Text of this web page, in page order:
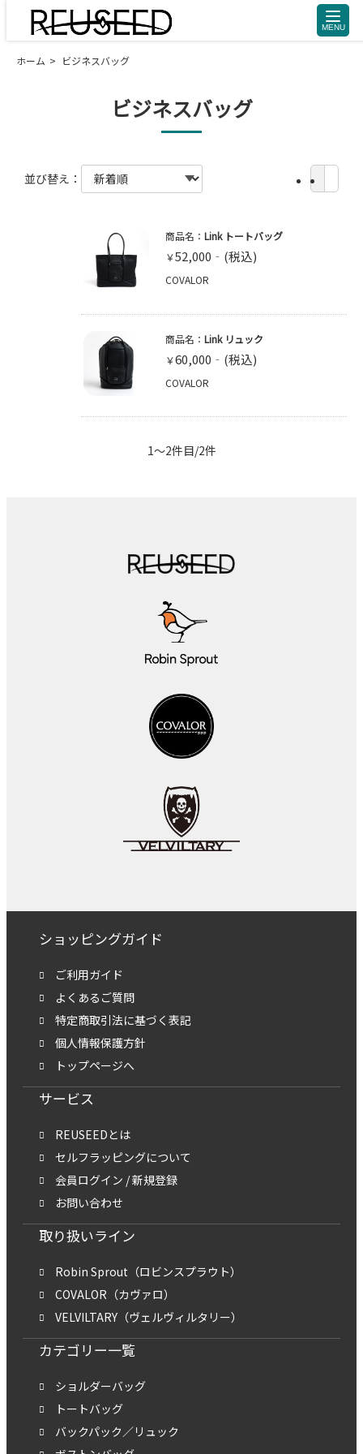
toggle
ホーム ビジネスバッグ
ビジネスバッグ
並び替え：
商品名： Link トートバッグ
￥52,000
COVALOR
商品名： Link リュック
￥60,000
COVALOR
1～2件目/2件
ショッピングガイド
ご利用ガイド
よくあるご質問
特定商取引法に基づく表記
個人情報保護方針
トップページへ
サービス
REUSEEDとは
セルフラッピングについて
会員ログイン / 新規登録
お問い合わせ
取り扱いライン
Robin Sprout（ロビンスプラウト）
COVALOR（カヴァロ）
VELVILTARY（ヴェルヴィルタリー）
カテゴリー一覧
ショルダーバッグ
トートバッグ
バックパック／リュック